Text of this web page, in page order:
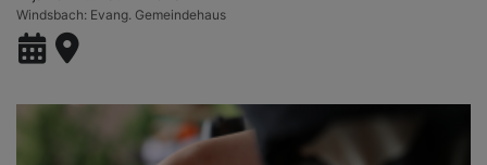
Windsbach Evang. Gemeindehaus